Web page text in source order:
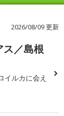
2026/08/09 更新
ス／島根
イルカに会え